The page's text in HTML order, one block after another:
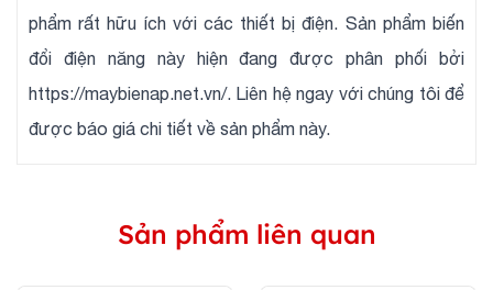
phẩm rất hữu ích với các thiết bị điện. Sản phẩm biến
đổi điện năng này hiện đang được phân phối bởi
https://maybienap.net.vn/. Liên hệ ngay với chúng tôi để
được báo giá chi tiết về sản phẩm này.
Sản phẩm liên quan